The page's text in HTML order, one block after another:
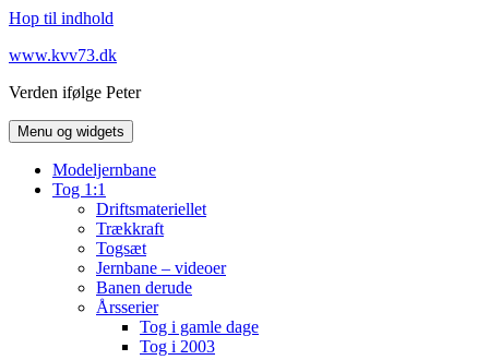
Hop til indhold
www.kvv73.dk
Verden ifølge Peter
Menu og widgets
Modeljernbane
Tog 1:1
Driftsmateriellet
Trækkraft
Togsæt
Jernbane – videoer
Banen derude
Årsserier
Tog i gamle dage
Tog i 2003